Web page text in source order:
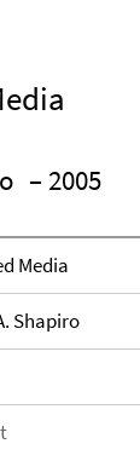
– 2005
Media
Shapiro